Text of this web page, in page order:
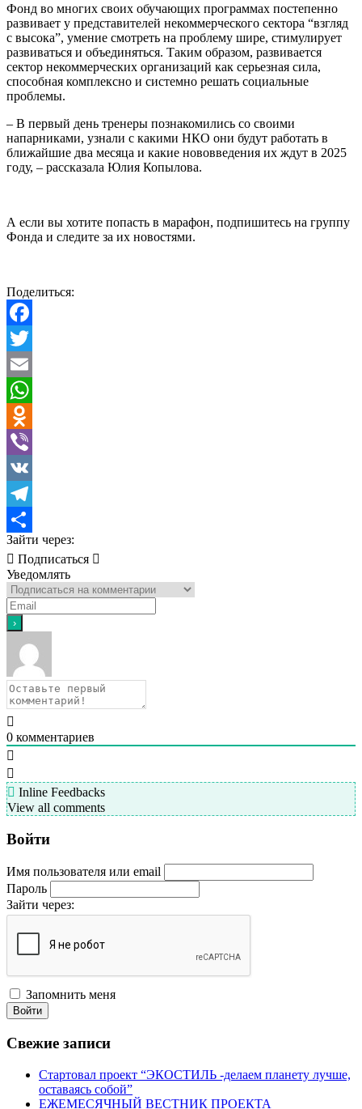
Фонд во многих своих обучающих программах постепенно
развивает у представителей некоммерческого сектора “взгляд
с высока”, умение смотреть на проблему шире, стимулирует
развиваться и объединяться. Таким образом, развивается
сектор некоммерческих организаций как серьезная сила,
способная комплексно и системно решать социальные
проблемы.
– В первый день тренеры познакомились со своими
напарниками, узнали с какими НКО они будут работать в
ближайшие два месяца и какие нововведения их ждут в 2025
году, – рассказала Юлия Копылова.
А если вы хотите попасть в марафон, подпишитесь на группу
Фонда и следите за их новостями.
Поделиться:
Facebook
Twitter
Email
WhatsApp
Odnoklassniki
Viber
VK
Telegram
Отправить
Зайти через:
Подписаться
Уведомлять
0 комментариев
Inline Feedbacks
View all comments
Войти
Имя пользователя или email
Пароль
Зайти через:
Запомнить меня
Войти
Свежие записи
Стартовал проект “ЭКОСТИЛЬ -делаем планету лучше,
оставаясь собой”
ЕЖЕМЕСЯЧНЫЙ ВЕСТНИК ПРОЕКТА